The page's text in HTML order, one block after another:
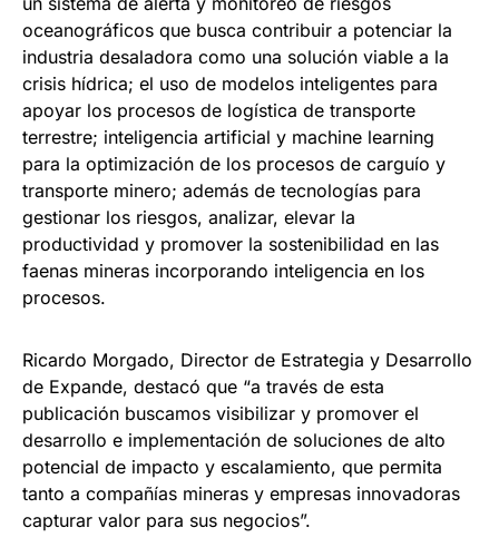
oceanográficos que busca contribuir a potenciar la
industria desaladora como una solución viable a la
crisis hídrica; el uso de modelos inteligentes para
apoyar los procesos de logística de transporte
terrestre; inteligencia artificial y machine learning
para la optimización de los procesos de carguío y
transporte minero; además de tecnologías para
gestionar los riesgos, analizar, elevar la
productividad y promover la sostenibilidad en las
faenas mineras incorporando inteligencia en los
procesos.
Ricardo Morgado, Director de Estrategia y Desarrollo
de Expande, destacó que “a través de esta
publicación buscamos visibilizar y promover el
desarrollo e implementación de soluciones de alto
potencial de impacto y escalamiento, que permita
tanto a compañías mineras y empresas innovadoras
capturar valor para sus negocios”.